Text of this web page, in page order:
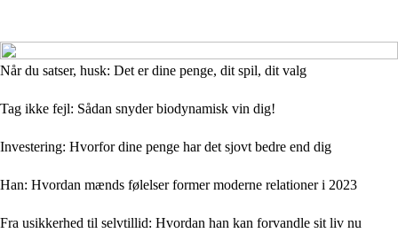
Når du satser, husk: Det er dine penge, dit spil, dit valg
Tag ikke fejl: Sådan snyder biodynamisk vin dig!
Investering: Hvorfor dine penge har det sjovt bedre end dig
Han: Hvordan mænds følelser former moderne relationer i 2023
Fra usikkerhed til selvtillid: Hvordan han kan forvandle sit liv nu